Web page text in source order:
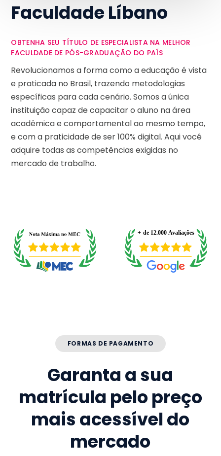
Faculdade Líbano
OBTENHA SEU TÍTULO DE ESPECIALISTA NA MELHOR
FACULDADE DE PÓS-GRADUAÇÃO DO PAÍS
Revolucionamos a forma como a educação é vista
e praticada no Brasil, trazendo metodologias
específicas para cada cenário. Somos a única
instituição capaz de capacitar o aluno na área
acadêmica e comportamental ao mesmo tempo,
e com a praticidade de ser 100% digital. Aqui você
adquire todas as competências exigidas no
mercado de trabalho.
FORMAS DE PAGAMENTO
Garanta a sua
matrícula pelo preço
mais acessível do
mercado